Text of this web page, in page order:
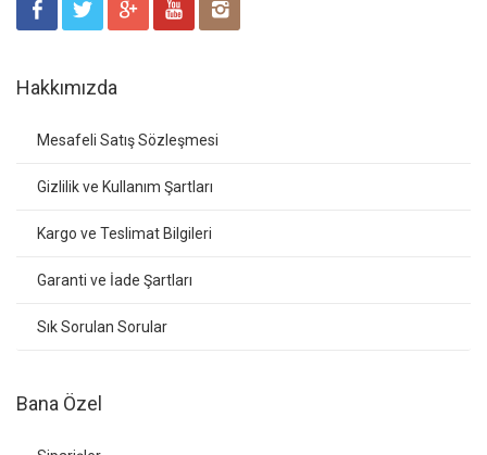
Hakkımızda
Mesafeli Satış Sözleşmesi
Gizlilik ve Kullanım Şartları
Kargo ve Teslimat Bilgileri
Garanti ve İade Şartları
Sık Sorulan Sorular
Bana Özel